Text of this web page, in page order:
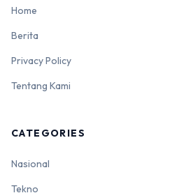
Home
Berita
Privacy Policy
Tentang Kami
CATEGORIES
Nasional
Tekno